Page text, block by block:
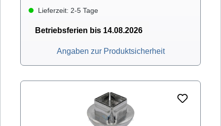
Lieferzeit: 2-5 Tage
Betriebsferien bis 14.08.2026
Angaben zur Produktsicherheit